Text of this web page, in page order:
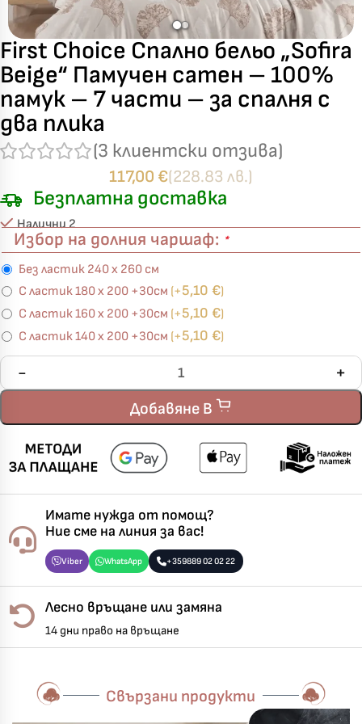
First Choice Спално бельо „Sofira
Beige“ Памучен сатен – 100%
памук – 7 части – за спалня с
два плика
(3 клиентски отзива)
117,00 €(228.83 лв.)
Безплатна доставка
Налични 2
Избор на долния чаршаф: *
Без ластик 240 х 260 см
С ластик 180 х 200 +30см (+5,10 €)
С ластик 160 х 200 +30см (+5,10 €)
С ластик 140 х 200 +30см (+5,10 €)
Добавяне В
Имате нужда от помощ?
Ние сме на линия за вас!
Viber WhatsApp +359889 02 02 22
Лесно връщане или замяна
14 дни право на връщане
Свързани продукти